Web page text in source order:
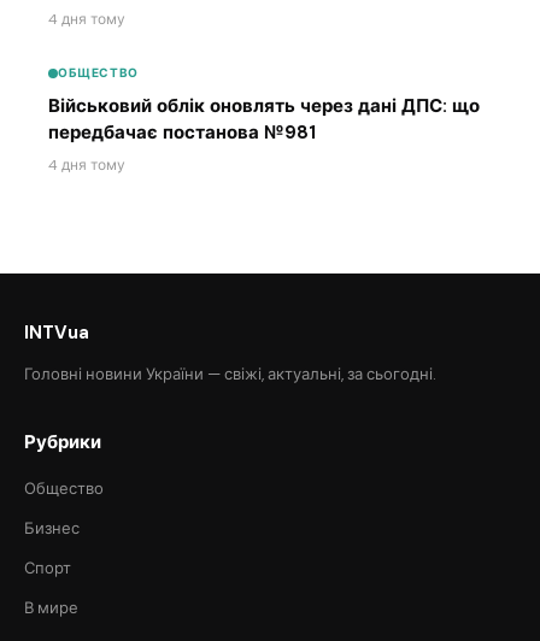
4 дня тому
ОБЩЕСТВО
Військовий облік оновлять через дані ДПС: що
передбачає постанова №981
4 дня тому
INTVua
Головні новини України — свіжі, актуальні, за сьогодні.
Рубрики
Общество
Бизнес
Спорт
В мире